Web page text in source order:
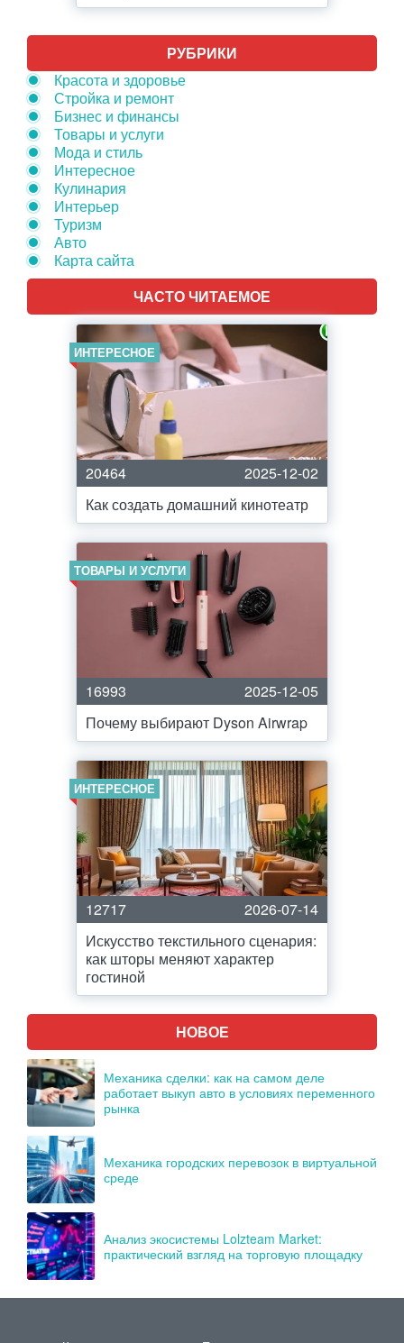
РУБРИКИ
Красота и здоровье
Стройка и ремонт
Бизнес и финансы
Товары и услуги
Мода и стиль
Интересное
Кулинария
Интерьер
Туризм
Авто
Карта сайта
ЧАСТО ЧИТАЕМОЕ
ИНТЕРЕСНОЕ
20464
2025-12-02
Как создать домашний кинотеатр
ТОВАРЫ И УСЛУГИ
16993
2025-12-05
Почему выбирают Dyson Airwrap
ИНТЕРЕСНОЕ
12717
2026-07-14
Искусство текстильного сценария:
как шторы меняют характер
гостиной
НОВОЕ
Механика сделки: как на самом деле
работает выкуп авто в условиях переменного
рынка
Механика городских перевозок в виртуальной
среде
Анализ экосистемы Lolzteam Market:
практический взгляд на торговую площадку